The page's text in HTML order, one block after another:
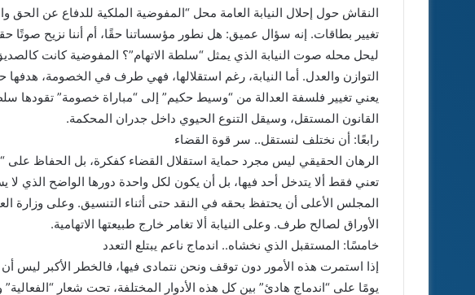
النقاش حول إحلال النيابة العامة محل “المفوضية الملكية للدفاع عن الحق
تغيير بطاقات. إنه سؤال عميق: هل نطور مؤسساتنا حقًا، أم أننا نزيح صوتًا
ليحل محله صوت النيابة الذي يمثل “سلطة الاتهام”؟ المفوضية كانت
التوازن والعدل. أما النيابة، رغم استقلالها، فهي طرف في الخصومة، هدفها
يعني تغيير فلسفة العدالة من “وسيط حكيم” إلى “مباراة خصومة” تقودها
القانون المستقل، وسيقل التنوع الحيوي داخل جدران المحكمة.
رابعًا: أن نختلف لنستقل.. سر قوة القضاء
الرهان الحقيقي ليس مجرد حماية استقلال القضاء كفكرة، بل الحفاظ على
تعني فقط ألا يتدخل أحد فيها، بل أن يكون لكل واحدة دورها الواضح الذي
المجلس الأعلى أن يحتفظ بحقه في النقد حتى أثناء التنسيق. وعلى وزارة
الأوراق لصالح طرف. وعلى النيابة ألا تغامر خارج طبيعتها الاتهامية.
خامسًا: المستقبل الذي نخشاه.. اندماج ناعم يبتلع التعدد
إذا استمرت هذه الأمور دون توقف ونحن نتمادى فيها، فالخطر الأكبر
يومًا على “اندماج هادئ” بين كل هذه الأدوار المختلفة، تحت شعار